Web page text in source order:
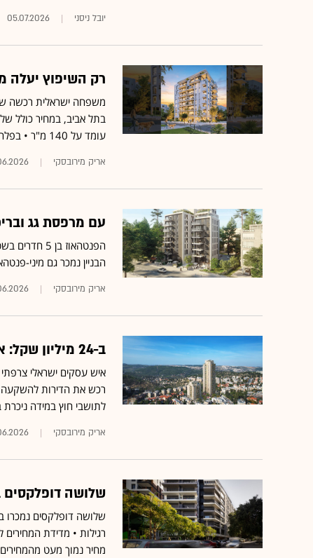
יובל ניסני 05.07.2026
רק השיפוץ יעלה
משפחה ישראלית רכשה
עומד על 140 מ"ר • בפלח דירות היוקרה ברובע 4 בעיר לא נרשמת ירידת מחירים
אריק מירובסקי
עם מרפסת גג
הבניין נמכר גם מיני-פנטהאוז
אריק מירובסקי
ב-24 מיליון שקל: איש עסקים קנה שמונה דירות בירושלים
לתושבי חוץ במידה
אריק מירובסקי
שלושה דופלקסים
שלושה דופלקסים נמכרו
מחיר נמוך מעט